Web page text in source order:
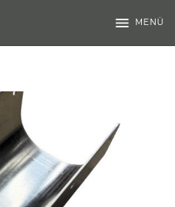
menu MENÜ